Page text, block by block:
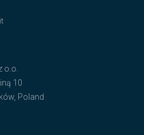
o.o.
10
Poland